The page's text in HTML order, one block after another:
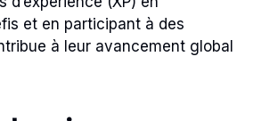
et en participant à des
à leur avancement global